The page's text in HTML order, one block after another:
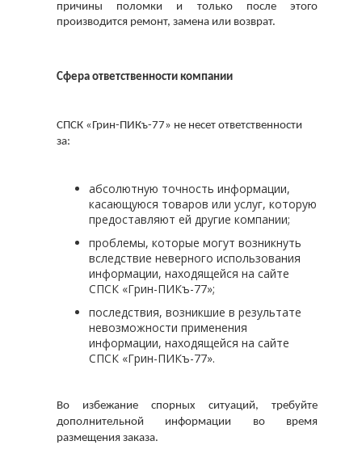
причины поломки и только после этого
производится ремонт, замена или возврат.
Сфера ответственности компании
СПСК «Грин-ПИКъ-77» не несет ответственности
за:
абсолютную точность информации,
касающуюся товаров или услуг, которую
предоставляют ей другие компании;
проблемы, которые могут возникнуть
вследствие неверного использования
информации, находящейся на сайте
СПСК «Грин-ПИКъ-77»;
последствия, возникшие в результате
невозможности применения
информации, находящейся на сайте
СПСК «Грин-ПИКъ-77».
Во избежание спорных ситуаций, требуйте
дополнительной информации во время
размещения заказа.